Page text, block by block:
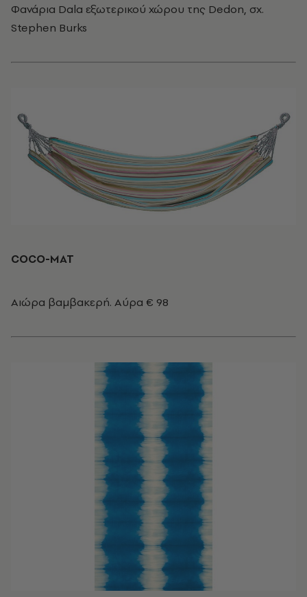
Φανάρια Dala εξωτερικού χώρου της Dedon, σχ.
Stephen Burks
COCO-MAT
Αιώρα βαμβακερή. Αύρα € 98